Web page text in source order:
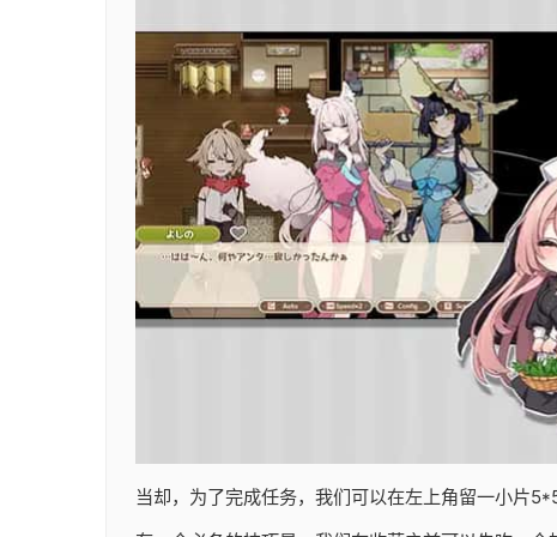
当却，为了完成任务，我们可以在左上角留一小片